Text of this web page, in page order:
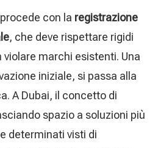
con la registrazione
, che deve rispettare rigidi
marchi esistenti. Una
iniziale, si passa alla
A Dubai, il concetto di
spazio a soluzioni più
determinati visti di